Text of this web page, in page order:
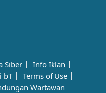
Siber
Info Iklan
bT
Terms of Use
Wartawan